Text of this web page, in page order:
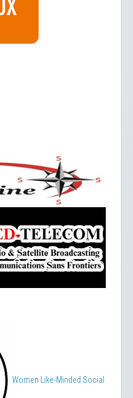
Women Like-Minded Social